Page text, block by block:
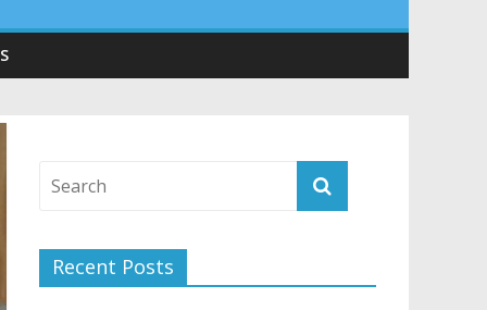
Recent Posts